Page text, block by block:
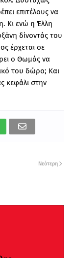
επιτέλους να
Κι ενώ η Έλλη
δίνοντάς του
έρχεται σε
ο Θωμάς να
του δώρο; Και
κεφάλι στην
Νεότερη